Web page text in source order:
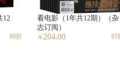
12
80折
看电影（1年共12期）（杂
志订阅）
￥ 204.00 85